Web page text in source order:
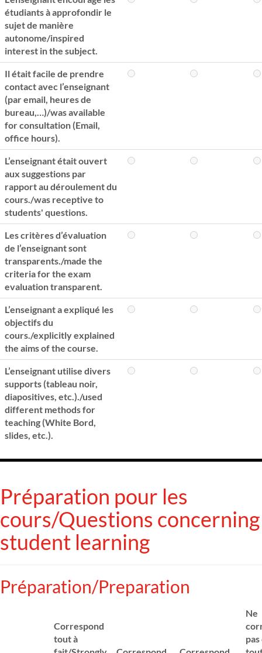
étudiants à approfondir le
sujet de manière
autonome/inspired
interest in the subject.
Il était facile de prendre
contact avec l’enseignant
(par email, heures de
bureau,…)/was available
for consultation (Email,
office hours).
L’enseignant était ouvert
aux suggestions par
rapport au déroulement du
cours./was receptive to
students' questions.
Les critères d’évaluation
de l’enseignant sont
transparents./made the
criteria for the exam
evaluation transparent.
L’enseignant a expliqué les
objectifs du
cours./explicitly explained
the aims of the course.
L’enseignant utilise divers
supports (tableau noir,
diapositives, etc.)./used
different methods for
teaching (White Bord,
slides, etc.).
Préparation pour les
cours/Questions concerning
student learning
Préparation/Preparation
Correspond
tout à
Ne
pas